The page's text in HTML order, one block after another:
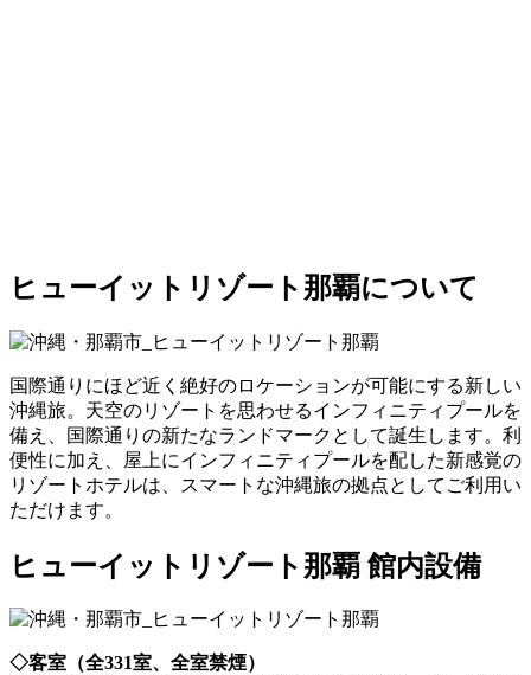
ヒューイットリゾート那覇について
国際通りにほど近く絶好のロケーションが可能にする新しい
沖縄旅。天空のリゾートを思わせるインフィニティプールを
備え、国際通りの新たなランドマークとして誕生します。利
便性に加え、屋上にインフィニティプールを配した新感覚の
リゾートホテルは、スマートな沖縄旅の拠点としてご利用い
ただけます。
ヒューイットリゾート那覇 館内設備
◇客室（全331室、全室禁煙）